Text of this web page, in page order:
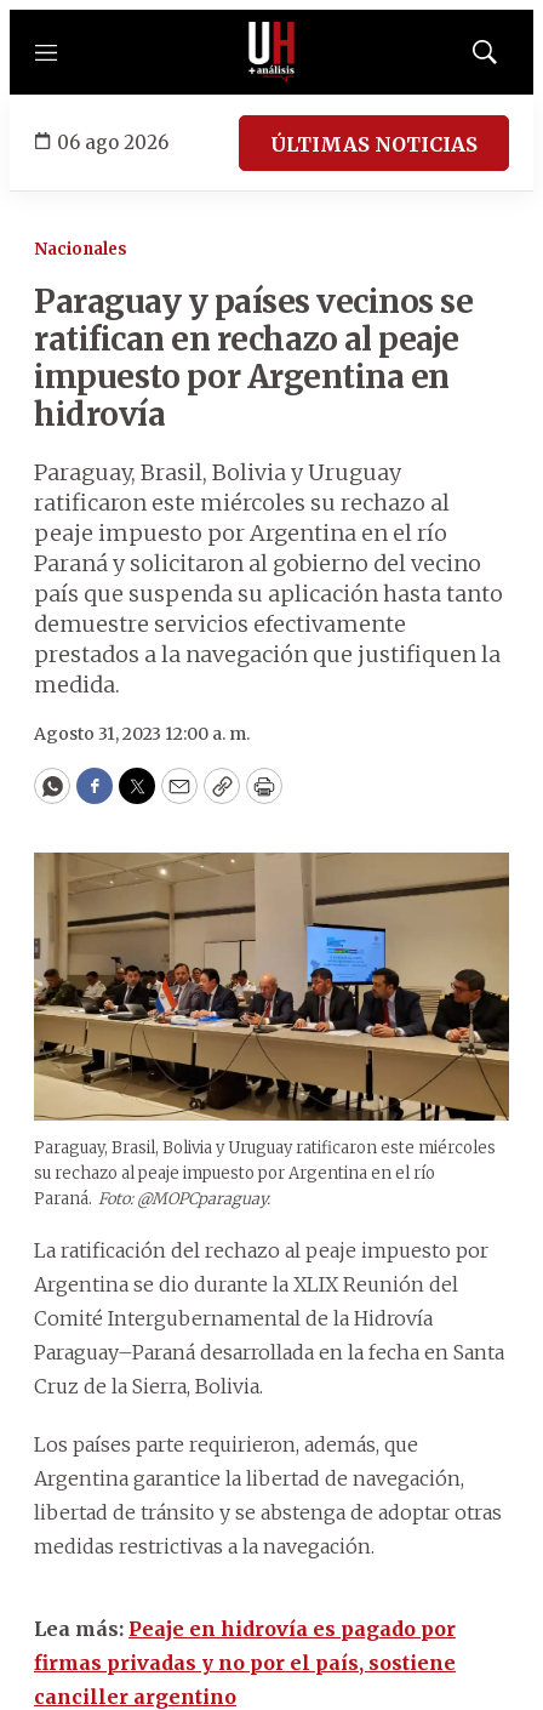
Menú
Mostrar
06 ago 2026 ÚLTIMAS NOTICIAS
Nacionales
Paraguay y países vecinos se
ratifican en rechazo al peaje
impuesto por Argentina en
hidrovía
Paraguay, Brasil, Bolivia y Uruguay
ratificaron este miércoles su rechazo al
peaje impuesto por Argentina en el río
Paraná y solicitaron al gobierno del vecino
país que suspenda su aplicación hasta tanto
demuestre servicios efectivamente
prestados a la navegación que justifiquen la
medida.
Agosto 31, 2023 12:00 a. m.
WhatsApp
Facebook
Twitter
EmailCopyPrint
Paraguay, Brasil, Bolivia y Uruguay ratificaron este miércoles
su rechazo al peaje impuesto por Argentina en el río
Paraná. Foto: @MOPCparaguay.
La ratificación del rechazo al peaje impuesto por
Argentina se dio durante la XLIX Reunión del
Comité Intergubernamental de la Hidrovía
Paraguay–Paraná desarrollada en la fecha en Santa
Cruz de la Sierra, Bolivia.
Los países parte requirieron, además, que
Argentina garantice la libertad de navegación,
libertad de tránsito y se abstenga de adoptar otras
medidas restrictivas a la navegación.
Lea más: Peaje en hidrovía es pagado por
firmas privadas y no por el país, sostiene
canciller argentino